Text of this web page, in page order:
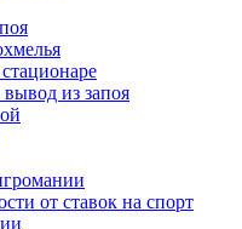
из запоя
от ставок на спорт